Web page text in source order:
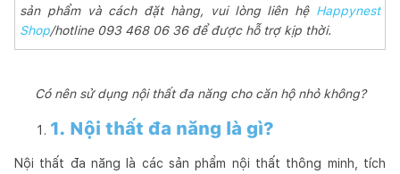
sản phẩm và cách đặt hàng, vui lòng liên hệ Happynest
Shop/hotline 093 468 06 36 để được hỗ trợ kịp thời.
Có nên sử dụng nội thất đa năng cho căn hộ nhỏ không?
1. Nội thất đa năng là gì?
Nội thất đa năng là các sản phẩm nội thất thông minh, tích